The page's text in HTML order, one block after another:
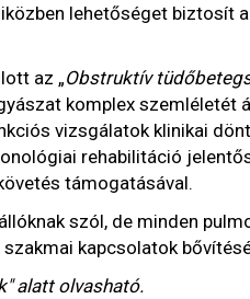
lehetőséget biztosít
az „Obstruktív
komplex szemléletét
vizsgálatok klinikai
rehabilitáció
támogatásával.
szól, de minden
kapcsolatok
alatt olvasható.